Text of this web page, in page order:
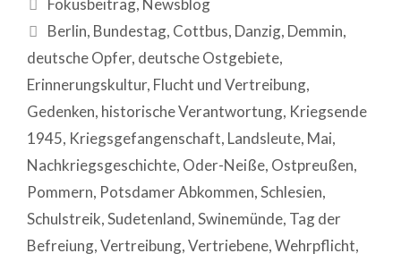
Fokusbeitrag, Newsblog
Berlin, Bundestag, Cottbus, Danzig, Demmin,
deutsche Opfer, deutsche Ostgebiete,
Erinnerungskultur, Flucht und Vertreibung,
Gedenken, historische Verantwortung, Kriegsende
1945, Kriegsgefangenschaft, Landsleute, Mai,
Nachkriegsgeschichte, Oder-Neiße, Ostpreußen,
Pommern, Potsdamer Abkommen,Schlesien,
Schulstreik,Sudetenland,Swinemünde, Tag der
Befreiung,Vertreibung,Vertriebene,Wehrpflicht,